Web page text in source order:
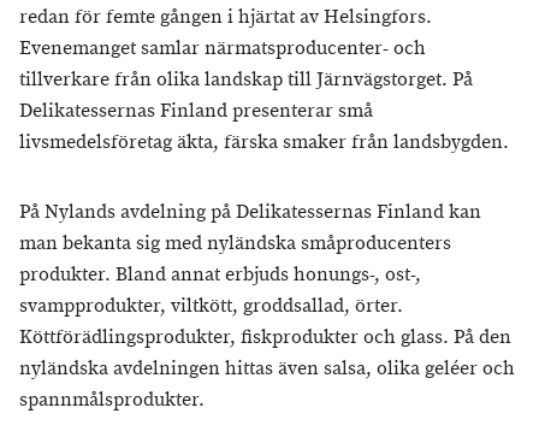
redan för femte gången i hjärtat av Helsingfors.
Evenemanget samlar närmatsproducenter- och
tillverkare från olika landskap till Järnvägstorget. På
Delikatessernas Finland presenterar små
livsmedelsföretag äkta, färska smaker från landsbygden.
På Nylands avdelning på Delikatessernas Finland kan
man bekanta sig med nyländska småproducenters
produkter. Bland annat erbjuds honungs-, ost-,
svampprodukter, viltkött, groddsallad, örter.
Köttförädlingsprodukter, fiskprodukter och glass. På den
nyländska avdelningen hittas även salsa, olika geléer och
spannmålsprodukter.